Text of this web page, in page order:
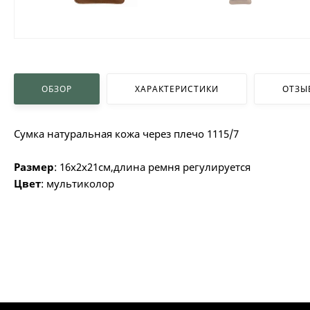
ОБЗОР ХАРАКТЕРИСТИКИ
Сумка натуральная кожа через плечо 1115/7
Размер: 16х2х21см,длина ремня регулируется
Цвет: мультиколор